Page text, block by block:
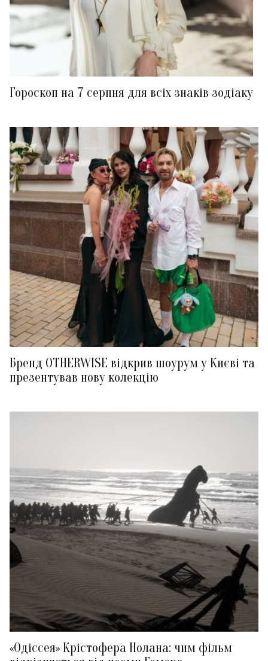
Гороскоп на 7 серпня для всіх знаків зодіаку
Бренд OTHERWISE відкрив шоурум у Києві та
презентував нову колекцію
«Одіссея» Крістофера Нолана: чим фільм